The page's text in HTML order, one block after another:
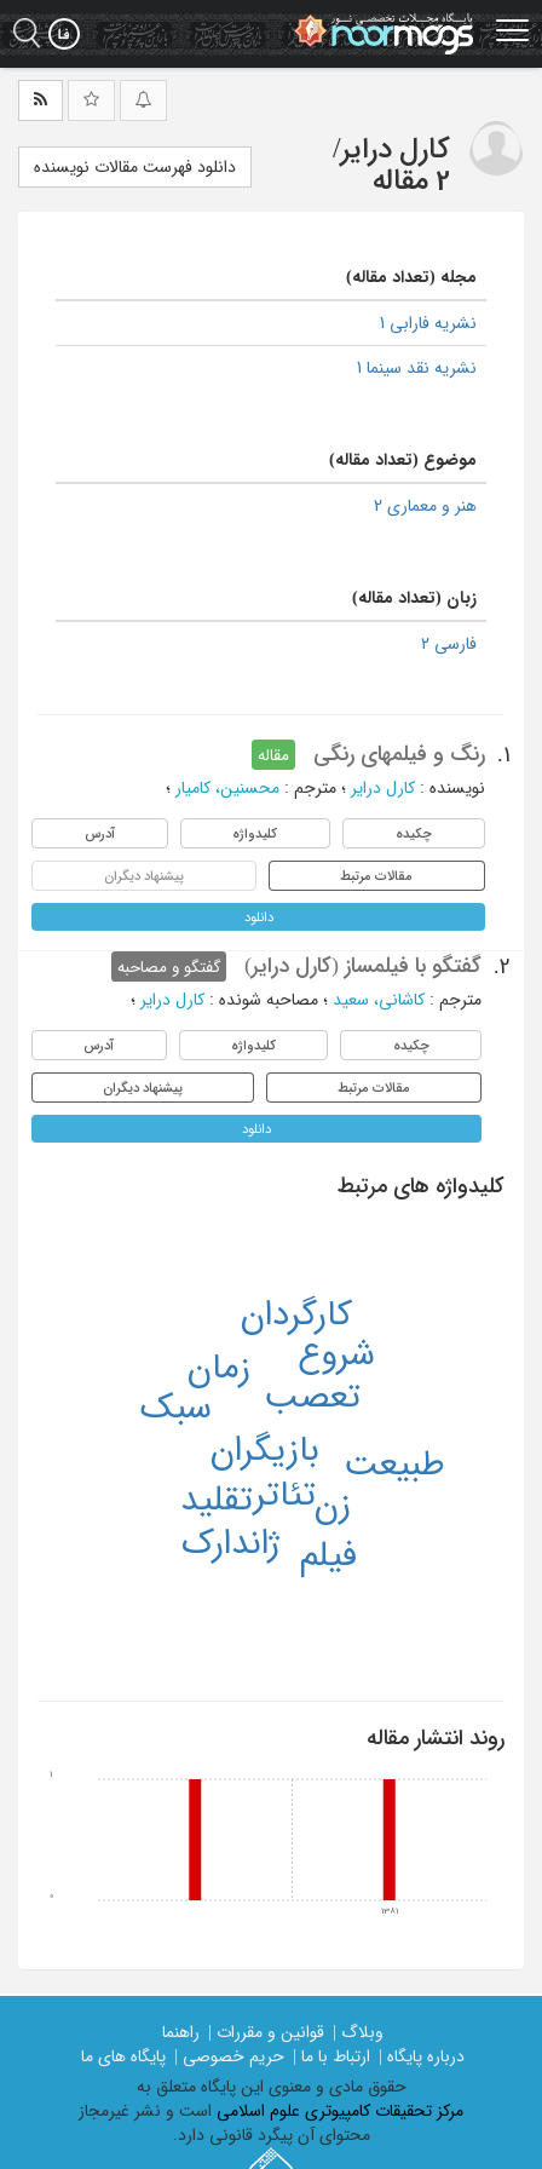
Skip
to
main
کارل درایر/
2 مقاله
دانلود فهرست مقالات نویسنده
مجله (تعداد مقاله)
نشریه فارابی 1
نشریه نقد سینما 1
موضوع (تعداد مقاله)
هنر و معماری 2
زبان (تعداد مقاله)
فارسی 2
1. رنگ و فیلمهای رنگی
مقاله
نویسنده : کارل درایر ؛ مترجم : محسنین، کامیار ؛
چکیده کلیدواژه آدرس
مقالات مرتبط پیشنهاد دیگران
دانلود
2. گفتگو با فیلمساز (کارل درایر)
گفتگو و مصاحبه
مترجم : کاشانی، سعید ؛ مصاحبه شونده : کارل درایر ؛
چکیده کلیدواژه آدرس
مقالات مرتبط پیشنهاد دیگران
دانلود
کلیدواژه های مرتبط
بازیگران
تئاتر
تعصب
تقلید
زمان
زن
ژاندارک
سبک
شروع
طبیعت
فیلم
کارگردان
روند انتشار مقاله
1381
0
1
وبلاگ | قوانین و مقررات |
راهنما
درباره پایگاه |
ارتباط با ما | حریم خصوصی |
پایگاه های ما
حقوق مادی و معنوی اين پايگاه متعلق به
مرکز تحقیقات کامپیوتری علوم اسلامی است و نشر غیرمجاز
محتوای آن پیگرد قانونی دارد.